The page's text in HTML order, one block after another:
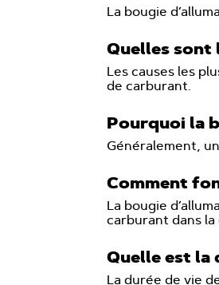
La bougie
Quelles sont
Les causes les
de carburant.
Pourquoi la
Généralement,
Comment
La bougie
carburant dans
Quelle est la
La durée de vie